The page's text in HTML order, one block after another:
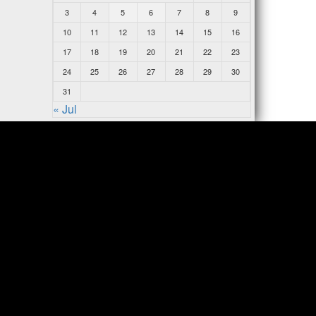
3
4 5 6 7 8
9
10
11 12 13 14 15
16
17
18 19 20 21 22
23
24
25 26 27 28 29
30
31
« Jul